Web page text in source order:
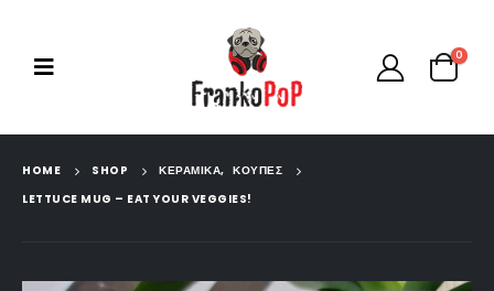
0
HOME SHOP ΚΕΡΑΜΙΚΆ, ΚΟΎΠΕΣ
LETTUCE MUG – EAT YOUR VEGGIES!